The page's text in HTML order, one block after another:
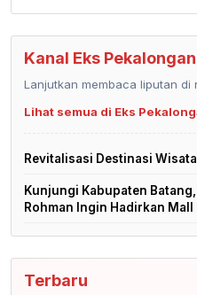
Kanal Eks Pekalongan
Lanjutkan membaca liputan di
Lihat semua di Eks
Revitalisasi Destinasi
Kunjungi Kabupaten
Rohman Ingin Hadirkan Mall
Terbaru